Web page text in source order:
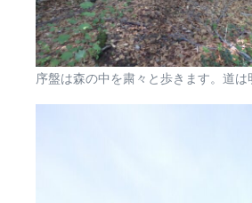
序盤は森の中を粛々と歩きます。道は